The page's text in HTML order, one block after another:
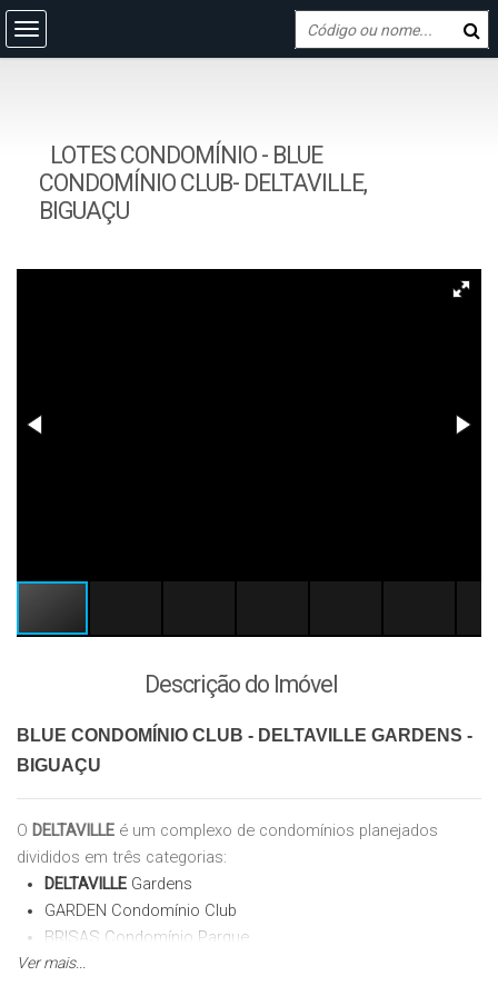
LOTES CONDOMÍNIO - BLUE
CONDOMÍNIO CLUB- DELTAVILLE,
BIGUAÇU
Descrição do Imóvel
BLUE CONDOMÍNIO CLUB - DELTAVILLE GARDENS -
BIGUAÇU
O DELTAVILLE é um complexo de condomínios planejados
divididos em três categorias:
DELTAVILLE Gardens
GARDEN Condomínio Club
BRISAS Condomínio Parque
COSTA DO SOL Condomínio Club
Ver mais...